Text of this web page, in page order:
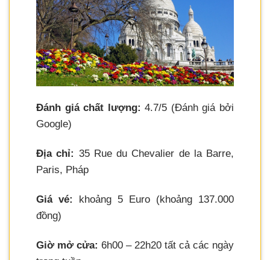
Đánh giá chất lượng: 4.7/5 (Đánh giá bởi
Google)
Địa chỉ: 35 Rue du Chevalier de la Barre,
Paris, Pháp
Giá vé:
khoảng 5 Euro (khoảng 137.000
đồng)
Giờ mở cửa: 6h00 – 22h20 tất cả các ngày